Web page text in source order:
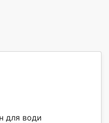
для води